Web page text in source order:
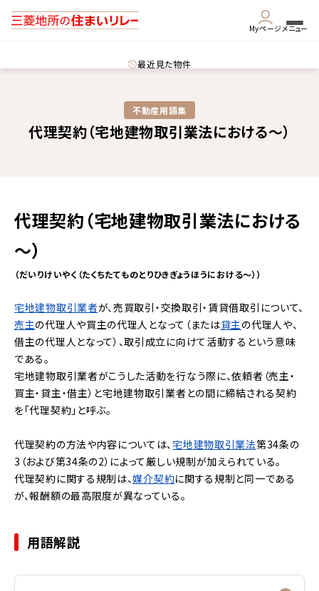
Myページメニュー
最近見た物件
不動産用語集​
代理契約（宅地建物取引業法における～）
代理契約（宅地建物取引業法における
～）
（だいりけいやく（たくちたてものとりひきぎょうほうにおける～））
宅地建物取引業者が、売買取引・交換取引・賃貸借取引について、
売主の代理人や買主の代理人となって（または貸主の代理人や、
借主の代理人となって）、取引成立に向けて活動するという意味
である。
宅地建物取引業者がこうした活動を行なう際に、依頼者（売主・
買主・貸主・借主）と宅地建物取引業者との間に締結される契約
を「代理契約」と呼ぶ。
代理契約の方法や内容については、宅地建物取引業法第34条の
3（および第34条の2）によって厳しい規制が加えられている。
代理契約に関する規制は、媒介契約に関する規制と同一である
が、報酬額の最高限度が異なっている。
用語解説